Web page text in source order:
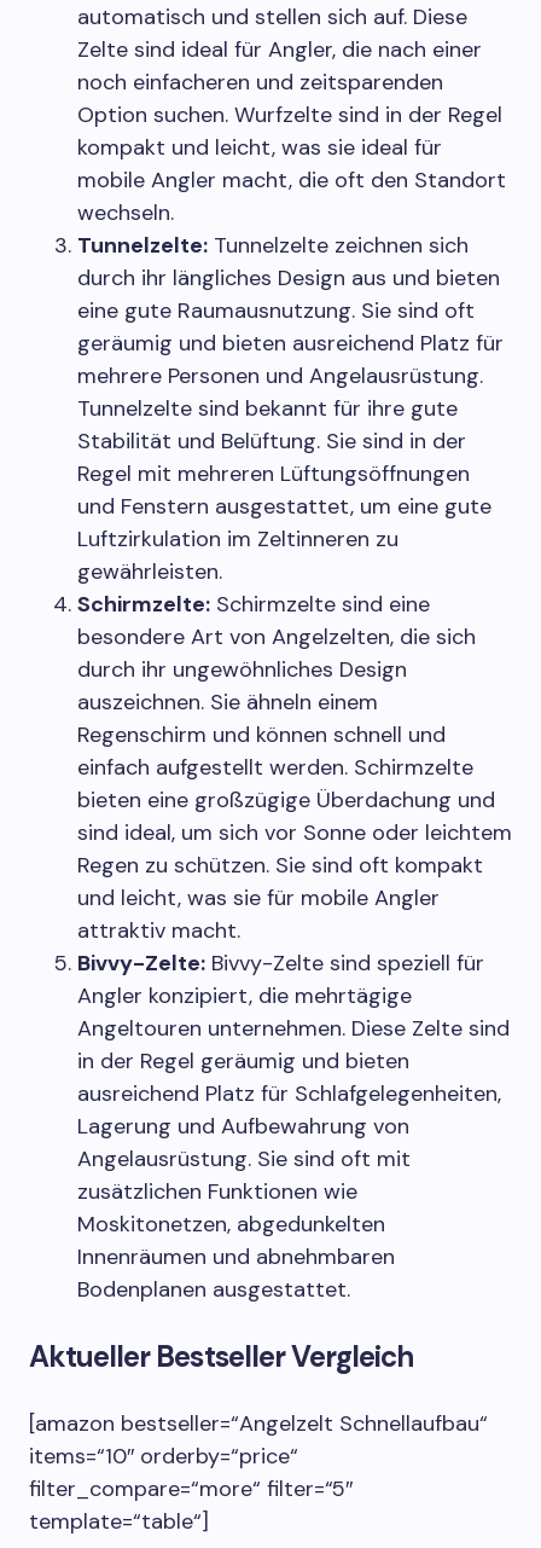
automatisch und stellen sich auf. Diese
Zelte sind ideal für Angler, die nach einer
noch einfacheren und zeitsparenden
Option suchen. Wurfzelte sind in der Regel
kompakt und leicht, was sie ideal für
mobile Angler macht, die oft den Standort
wechseln.
Tunnelzelte: Tunnelzelte zeichnen sich
durch ihr längliches Design aus und bieten
eine gute Raumausnutzung. Sie sind oft
geräumig und bieten ausreichend Platz für
mehrere Personen und Angelausrüstung.
Tunnelzelte sind bekannt für ihre gute
Stabilität und Belüftung. Sie sind in der
Regel mit mehreren Lüftungsöffnungen
und Fenstern ausgestattet, um eine gute
Luftzirkulation im Zeltinneren zu
gewährleisten.
Schirmzelte: Schirmzelte sind eine
besondere Art von Angelzelten, die sich
durch ihr ungewöhnliches Design
auszeichnen. Sie ähneln einem
Regenschirm und können schnell und
einfach aufgestellt werden. Schirmzelte
bieten eine großzügige Überdachung und
sind ideal, um sich vor Sonne oder leichtem
Regen zu schützen. Sie sind oft kompakt
und leicht, was sie für mobile Angler
attraktiv macht.
Bivvy-Zelte: Bivvy-Zelte sind speziell für
Angler konzipiert, die mehrtägige
Angeltouren unternehmen. Diese Zelte sind
in der Regel geräumig und bieten
ausreichend Platz für Schlafgelegenheiten,
Lagerung und Aufbewahrung von
Angelausrüstung. Sie sind oft mit
zusätzlichen Funktionen wie
Moskitonetzen, abgedunkelten
Innenräumen und abnehmbaren
Bodenplanen ausgestattet.
Aktueller Bestseller Vergleich
[amazon bestseller=“Angelzelt Schnellaufbau“
items=“10″ orderby=“price“
filter_compare=“more“ filter=“5″
template=“table“]